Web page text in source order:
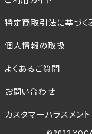
特定商取引法に基づく
個人情報の取扱
よくあるご質問
お問い合わせ
カスタマーハラスメン